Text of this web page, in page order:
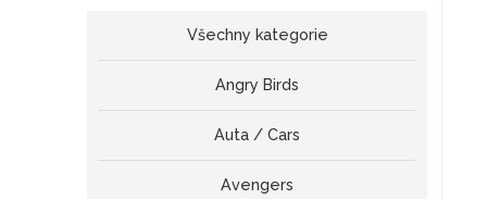
Všechny kategorie
Angry Birds
Auta / Cars
Avengers